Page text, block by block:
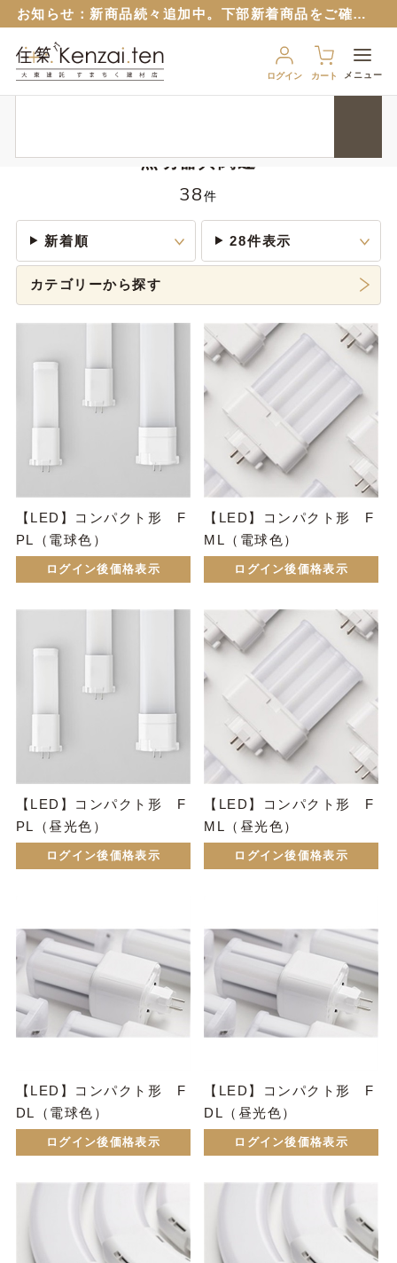
お知らせ： 新商品続々追加中。下部新着商品をご確認ください。
６月１２日からブルーシート販売再開！（８月から値上予定）
９月１７日から、匠ポインとすまちくポイントに連携できるようになりました。 詳細は以下のバナーをクリック！
ログイン カート メニュー
照明器具関連
38件
新着順 28件表示
カテゴリーから探す
【LED】コンパクト形 F
PL（電球色）
ログイン後価格表示
【LED】コンパクト形 F
ML（電球色）
ログイン後価格表示
【LED】コンパクト形 F
PL（昼光色）
ログイン後価格表示
【LED】コンパクト形 F
ML（昼光色）
ログイン後価格表示
【LED】コンパクト形 F
DL（電球色）
ログイン後価格表示
【LED】コンパクト形 F
DL（昼光色）
ログイン後価格表示